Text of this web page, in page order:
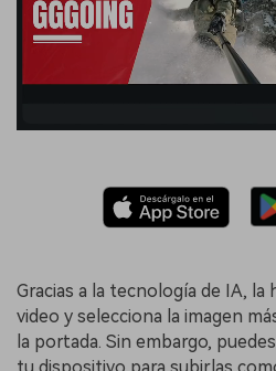
Gracias a la tecnología de IA, la
video y selecciona la imagen
la portada. Sin embargo,